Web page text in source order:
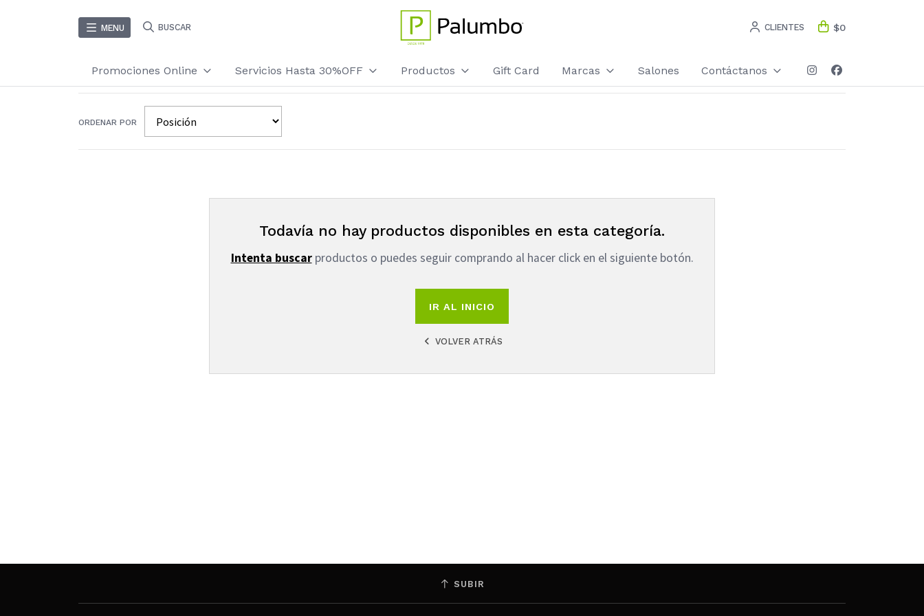
MENU BUSCAR CLIENTES $0
Promociones Online Servicios Hasta 30%OFF Productos Gift Card Marcas Salones Contáctanos
ORDENAR POR
Todavía no hay productos disponibles en esta categoría.
Intenta buscarproductos o puedes seguir comprando al hacer click en el siguiente botón.
IR AL INICIO
VOLVER ATRÁS
SUBIR